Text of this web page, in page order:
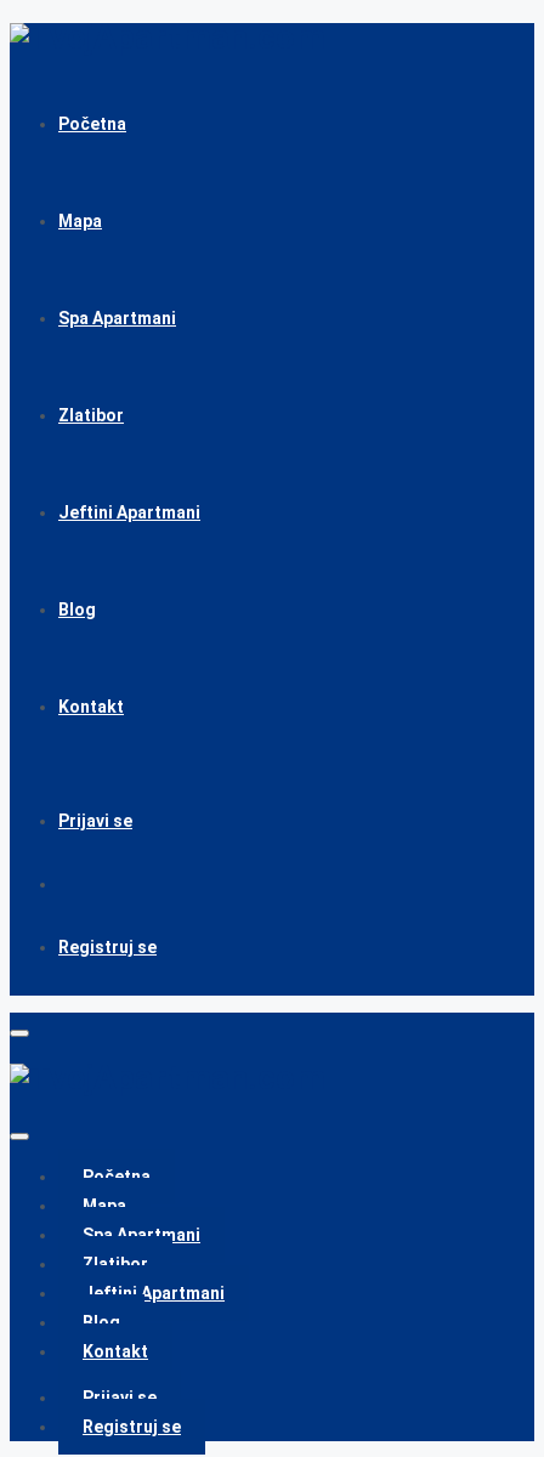
Početna
Mapa
Spa Apartmani
Zlatibor
Jeftini Apartmani
Blog
Kontakt
Prijavi se
Registruj se
Početna
Mapa
Spa Apartmani
Zlatibor
Jeftini Apartmani
Blog
Kontakt
Prijavi se
Registruj se